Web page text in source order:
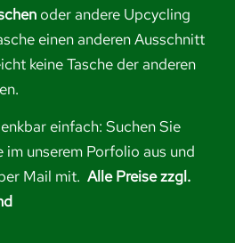
oder andere Upcycling
einen anderen Ausschnitt
keine Tasche der anderen
einfach: Suchen Sie
unserem Porfolio aus und
Mail mit. Alle Preise zzgl.